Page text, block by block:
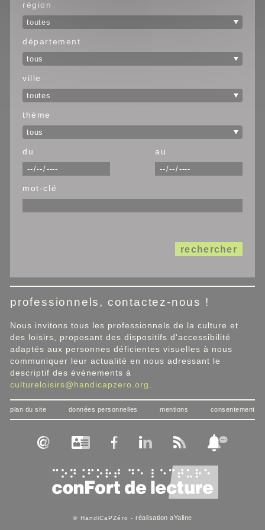
région
département
ville
thème
du au
mot-clé
rechercher
professionnels, contactez-nous !
Nous invitons tous les professionnels de la culture et
des loisirs, proposant des dispositifs d'accessibilité
adaptés aux personnes déficientes visuelles à nous
communiquer leur actualité en nous adressant le
descriptif des événements à
cultureloisirs@handicapzero.org
plan du site données personnelles mentions consentement
© HandiCaPZéro -réalisation aYaline